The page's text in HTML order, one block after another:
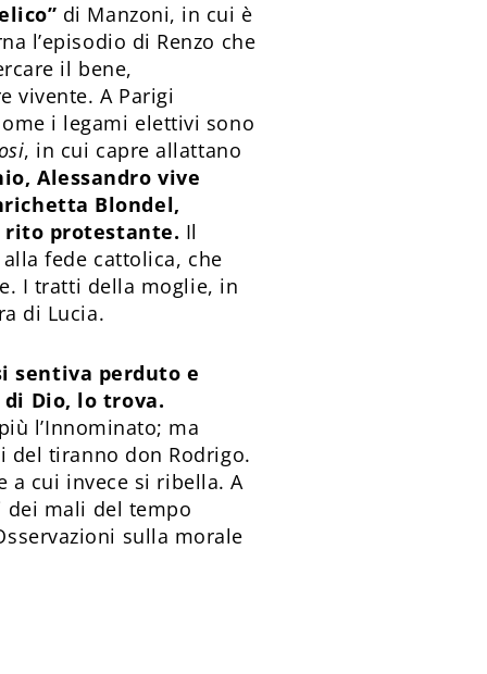
di Manzoni, in cui è
l’episodio di Renzo che
il bene,
vivente. A Parigi
i legami elettivi sono
, in cui capre allattano
Alessandro vive
Blondel,
rito protestante. Il
fede cattolica, che
I tratti della moglie, in
di Lucia.
sentiva perduto e
Dio, lo trova.
l’Innominato; ma
del tiranno don Rodrigo.
a cui invece si ribella. A
dei mali del tempo
sulla morale